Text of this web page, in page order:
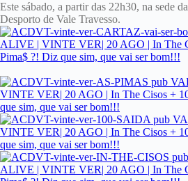
Este sábado, a partir das 22h30, na sede
Desporto de Vale Travesso.